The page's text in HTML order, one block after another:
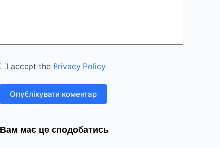
I accept the Privacy Policy
Опублікувати коментар
Вам має це сподобатись